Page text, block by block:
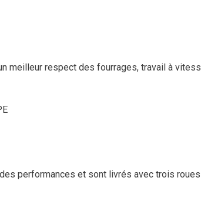
meilleur respect des fourrages, travail à
performances et sont livrés avec trois